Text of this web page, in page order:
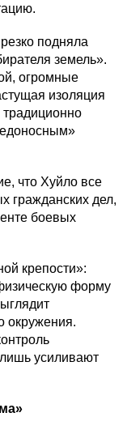
подняла
земель».
огромные
изоляция
что Хуйло все
гражданских дел,
боевых
крепости»:
форму
окружения.
усиливают